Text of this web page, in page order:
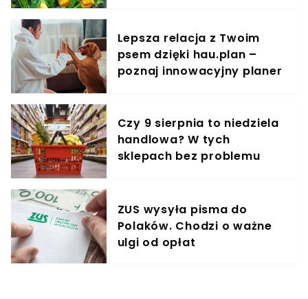
Lepsza relacja z Twoim
psem dzięki hau.plan –
poznaj innowacyjny planer
Czy 9 sierpnia to niedziela
handlowa? W tych
sklepach bez problemu
ZUS wysyła pisma do
Polaków. Chodzi o ważne
ulgi od opłat